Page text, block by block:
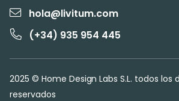
hola@livitum.com
(+34) 935 954 445
2025 © Home Design Labs S.L. todos los
reservados